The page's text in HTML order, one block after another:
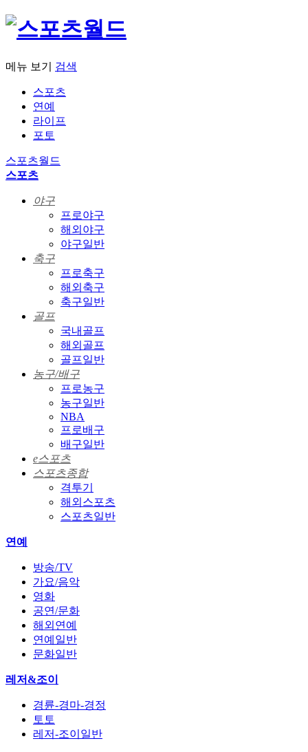
메뉴 보기 검색
스포츠
연예
라이프
포토
스포츠월드
스포츠
야구
프로야구
해외야구
야구일반
축구
프로축구
해외축구
축구일반
골프
국내골프
해외골프
골프일반
농구/배구
프로농구
농구일반
NBA
프로배구
배구일반
e스포츠
스포츠종합
격투기
해외스포츠
스포츠일반
연예
방송/TV
가요/음악
영화
공연/문화
해외연예
연예일반
문화일반
레저&조이
경륜-경마-경정
토토
레저-조이일반